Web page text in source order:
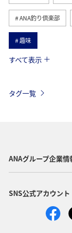
ANA釣り倶楽部
趣味
歴史・文化・芸術
スズキ アオ
すべて表示
タグ一覧
ANAグループ企業情
SNS公式アカウント